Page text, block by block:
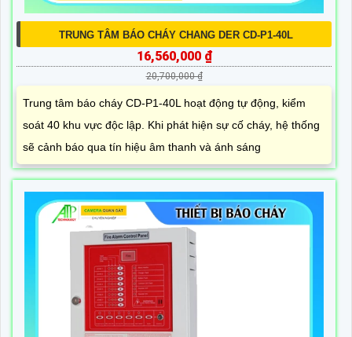
TRUNG TÂM BÁO CHÁY CHANG DER CD-P1-40L
16,560,000 ₫
20,700,000 ₫
Trung tâm báo cháy CD-P1-40L hoạt động tự động, kiểm
soát 40 khu vực độc lập. Khi phát hiện sự cố cháy, hệ thống
sẽ cảnh báo qua tín hiệu âm thanh và ánh sáng